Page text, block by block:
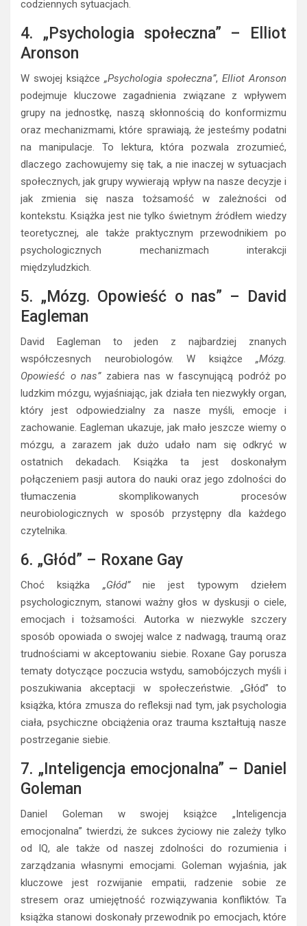
codziennych sytuacjach.
4. „Psychologia społeczna” – Elliot
Aronson
W swojej książce „Psychologia społeczna”, Elliot Aronson
podejmuje kluczowe zagadnienia związane z wpływem
grupy na jednostkę, naszą skłonnością do konformizmu
oraz mechanizmami, które sprawiają, że jesteśmy podatni
na manipulacje. To lektura, która pozwala zrozumieć,
dlaczego zachowujemy się tak, a nie inaczej w sytuacjach
społecznych, jak grupy wywierają wpływ na nasze decyzje i
jak zmienia się nasza tożsamość w zależności od
kontekstu. Książka jest nie tylko świetnym źródłem wiedzy
teoretycznej, ale także praktycznym przewodnikiem po
psychologicznych mechanizmach interakcji
międzyludzkich.
5. „Mózg. Opowieść o nas” – David
Eagleman
David Eagleman to jeden z najbardziej znanych
współczesnych neurobiologów. W książce „Mózg.
Opowieść o nas”zabiera nas w fascynującą podróż po
ludzkim mózgu, wyjaśniając, jak działa ten niezwykły organ,
który jest odpowiedzialny za nasze myśli, emocje i
zachowanie. Eagleman ukazuje, jak mało jeszcze wiemy o
mózgu, a zarazem jak dużo udało nam się odkryć w
ostatnich dekadach. Książka ta jest doskonałym
połączeniem pasji autora do nauki oraz jego zdolności do
tłumaczenia skomplikowanych procesów
neurobiologicznych w sposób przystępny dla każdego
czytelnika.
6. „Głód” – Roxane Gay
Choć książka „Głód”nie jest typowym dziełem
psychologicznym, stanowi ważny głos w dyskusji o ciele,
emocjach i tożsamości. Autorka w niezwykle szczery
sposób opowiada o swojej walce z nadwagą, traumą oraz
trudnościami w akceptowaniu siebie. Roxane Gay porusza
tematy dotyczące poczucia wstydu, samobójczych myśli i
poszukiwania akceptacji w społeczeństwie. „Głód” to
książka, która zmusza do refleksji nad tym, jak psychologia
ciała, psychiczne obciążenia oraz trauma kształtują nasze
postrzeganie siebie.
7. „Inteligencja emocjonalna” – Daniel
Goleman
Daniel Goleman w swojej książce „Inteligencja
emocjonalna” twierdzi, że sukces życiowy nie zależy tylko
od IQ, ale także od naszej zdolności do rozumienia i
zarządzania własnymi emocjami. Goleman wyjaśnia, jak
kluczowe jest rozwijanie empatii, radzenie sobie ze
stresem oraz umiejętność rozwiązywania konfliktów. Ta
książka stanowi doskonały przewodnik po emocjach, które